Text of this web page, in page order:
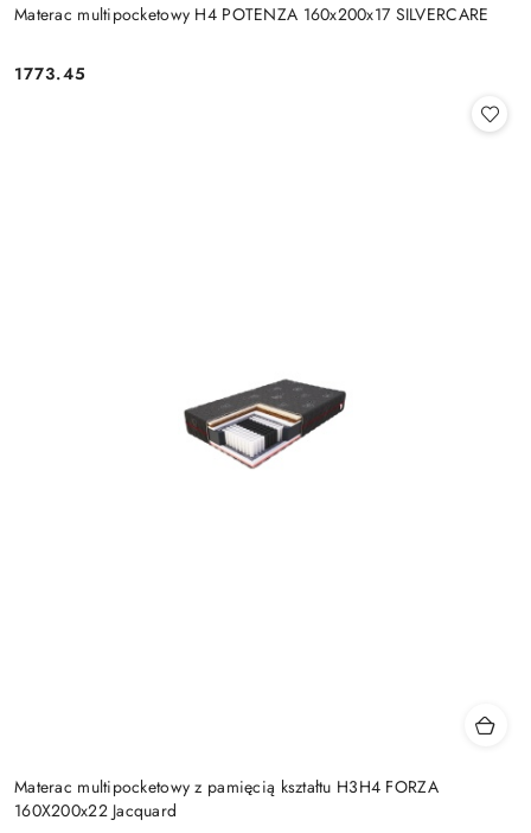
Materac multipocketowy H4 POTENZA 160x200x17 SILVERCARE
Cena:
1773.45
Materac multipocketowy z pamięcią kształtu H3H4 FORZA
160X200x22 Jacquard